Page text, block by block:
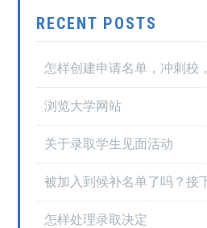
RECENT POSTS
怎样创建申请名单，冲刺校
浏览大学网站
关于录取学生见面活动
被加入到候补名单了吗？接
怎样处理录取决定